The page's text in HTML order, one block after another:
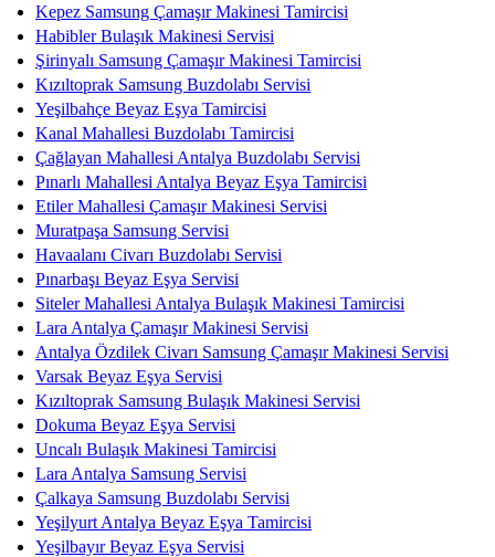
Kepez Samsung Çamaşır Makinesi Tamircisi
Habibler Bulaşık Makinesi Servisi
Şirinyalı Samsung Çamaşır Makinesi Tamircisi
Kızıltoprak Samsung Buzdolabı Servisi
Yeşilbahçe Beyaz Eşya Tamircisi
Kanal Mahallesi Buzdolabı Tamircisi
Çağlayan Mahallesi Antalya Buzdolabı Servisi
Pınarlı Mahallesi Antalya Beyaz Eşya Tamircisi
Etiler Mahallesi Çamaşır Makinesi Servisi
Muratpaşa Samsung Servisi
Havaalanı Civarı Buzdolabı Servisi
Pınarbaşı Beyaz Eşya Servisi
Siteler Mahallesi Antalya Bulaşık Makinesi Tamircisi
Lara Antalya Çamaşır Makinesi Servisi
Antalya Özdilek Civarı Samsung Çamaşır Makinesi Servisi
Varsak Beyaz Eşya Servisi
Kızıltoprak Samsung Bulaşık Makinesi Servisi
Dokuma Beyaz Eşya Servisi
Uncalı Bulaşık Makinesi Tamircisi
Lara Antalya Samsung Servisi
Çalkaya Samsung Buzdolabı Servisi
Yeşilyurt Antalya Beyaz Eşya Tamircisi
Yeşilbayır Beyaz Eşya Servisi